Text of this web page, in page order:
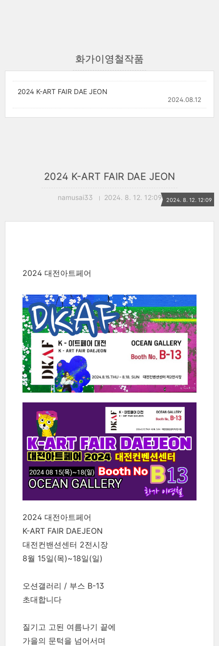
화가이영철작품
2024 K-ART FAIR DAE JEON
2024.08.12
2024 K-ART FAIR DAE JEON
namusai33 2024. 8. 12. 12:09 2024. 8. 12. 12:09
2024 대전아트페어
2024 대전아트페어
K-ART FAIR DAEJEON
대전컨밴션센터 2전시장
8월 15일(목)~18일(일)
오션갤러리 / 부스 B-13
초대합니다
질기고 고된 여름나기 끝에
가을의 문턱을 넘어서며